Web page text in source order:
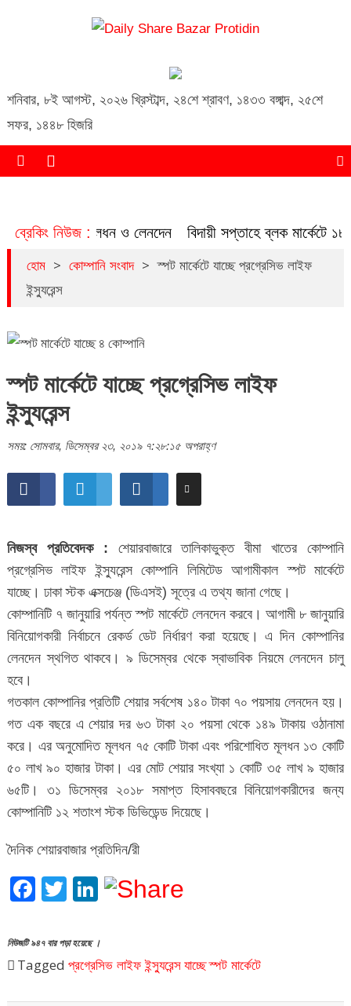
শনিবার, ৮ই আগস্ট, ২০২৬ খ্রিস্টাব্দ, ২৪শে শ্রাবণ, ১৪৩৩ বঙ্গাব্দ, ২৫শে
সফর, ১৪৪৮ হিজরি
ব্রেকিং নিউজ :
বাজার মূলধন ও লেনদেন বিদায়ী সপ্তাহে ব্লক মার্কেটে ১৮২
হোম > কোম্পানি সংবাদ > স্পট মার্কেটে যাচ্ছে প্রগ্রেসিভ লাইফ
ইন্স্যুরেন্স
স্পট মার্কেটে যাচ্ছে প্রগ্রেসিভ লাইফ
ইন্স্যুরেন্স
সময়: সোমবার, ডিসেম্বর ২৩, ২০১৯ ৭:২৮:১৫ অপরাহ্ণ
নিজস্ব প্রতিবেদক : শেয়ারবাজারে তালিকাভুক্ত বীমা খাতের কোম্পানি
প্রগ্রেসিভ লাইফ ইন্স্যুরেন্স কোম্পানি লিমিটেড আগামীকাল স্পট মার্কেটে
যাচ্ছে। ঢাকা স্টক এক্সচেঞ্জ (ডিএসই) সূত্রে এ তথ্য জানা গেছে।
কোম্পানিটি ৭ জানুয়ারি পর্যন্ত স্পট মার্কেটে লেনদেন করবে। আগামী ৮ জানুয়ারি
বিনিয়োগকারী নির্বাচনে রেকর্ড ডেট নির্ধারণ করা হয়েছে। এ দিন কোম্পানির
লেনদেন স্থগিত থাকবে। ৯ ডিসেম্বর থেকে স্বাভাবিক নিয়মে লেনদেন চালু
হবে।
গতকাল কোম্পানির প্রতিটি শেয়ার সর্বশেষ ১৪০ টাকা ৭০ পয়সায় লেনদেন হয়।
গত এক বছরে এ শেয়ার দর ৬৩ টাকা ২০ পয়সা থেকে ১৪৯ টাকায় ওঠানামা
করে। এর অনুমোদিত মূলধন ৭৫ কোটি টাকা এবং পরিশোধিত মূলধন ১৩ কোটি
৫০ লাখ ৯০ হাজার টাকা। এর মোট শেয়ার সংখ্যা ১ কোটি ৩৫ লাখ ৯ হাজার
৬৫টি। ৩১ ডিসেম্বর ২০১৮ সমাপ্ত হিসাববছরে বিনিয়োগকারীদের জন্য
কোম্পানিটি ১২ শতাংশ স্টক ডিভিডেন্ড দিয়েছে।
দৈনিক শেয়ারবাজার প্রতিদিন/রী
Facebook
Twitter
LinkedIn
নিউজটি ৯৪৭ বার পড়া হয়েছে ।
Tagged প্রগ্রেসিভ লাইফ ইন্স্যুরেন্স যাচ্ছে স্পট মার্কেটে